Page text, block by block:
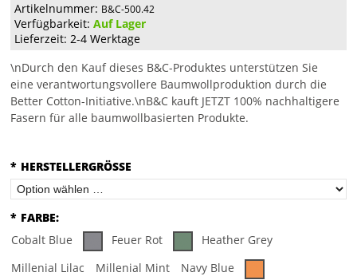
Artikelnummer: B&C-500.42
Verfügbarkeit:Auf Lager
Lieferzeit: 2-4 Werktage
\nDurch den Kauf dieses B&C-Produktes unterstützen Sie
eine verantwortungsvollere Baumwollproduktion durch die
Better Cotton-Initiative.\nB&C kauft JETZT 100% nachhaltigere
Fasern für alle baumwollbasierten Produkte.
* HERSTELLERGRÖSSE
* FARBE:
Cobalt Blue
Feuer Rot
Heather Grey
Millenial Lilac
Millenial Mint
Navy Blue